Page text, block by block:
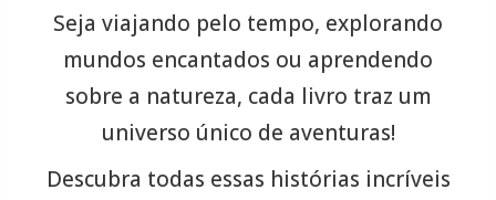
Seja viajando pelo tempo, explorando
mundos encantados ou aprendendo
sobre a natureza, cada livro traz um
universo único de aventuras!
Descubra todas essas histórias incríveis